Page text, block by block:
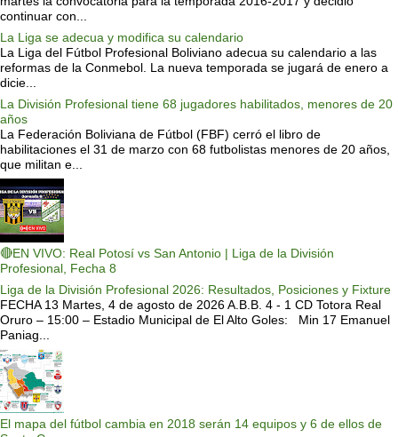
continuar con...
La Liga se adecua y modifica su calendario
La Liga del Fútbol Profesional Boliviano adecua su calendario a las
reformas de la Conmebol. La nueva temporada se jugará de enero a
dicie...
La División Profesional tiene 68 jugadores habilitados, menores de 20
años
La Federación Boliviana de Fútbol (FBF) cerró el libro de
habilitaciones el 31 de marzo con 68 futbolistas menores de 20 años,
que militan e...
🔴EN VIVO: Real Potosí vs San Antonio | Liga de la División
Profesional, Fecha 8
Liga de la División Profesional 2026: Resultados, Posiciones y Fixture
FECHA 13 Martes, 4 de agosto de 2026 A.B.B. 4 - 1 CD Totora Real
Oruro – 15:00 – Estadio Municipal de El Alto Goles: Min 17 Emanuel
Paniag...
El mapa del fútbol cambia en 2018 serán 14 equipos y 6 de ellos de